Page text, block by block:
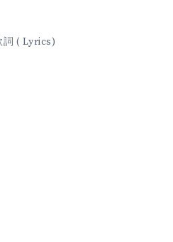
詞 ( Lyrics)